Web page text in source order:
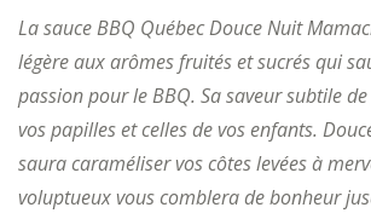
La sauce BBQ Québec Douce Nuit
légère aux arômes fruités et sucrés qui
passion pour le BBQ. Sa saveur subtile
vos papilles et celles de vos enfants.
saura caraméliser vos côtes levées à
voluptueux vous comblera de bonheur